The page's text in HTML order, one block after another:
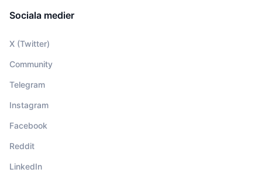
Sociala medier
X (Twitter)
Community
Telegram
Instagram
Facebook
Reddit
LinkedIn